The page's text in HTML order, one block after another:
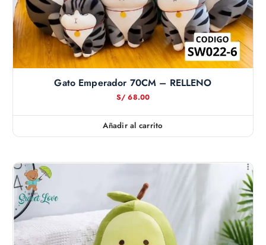
Gato Emperador 70CM – RELLENO
S/ 68.00
Añadir al carrito